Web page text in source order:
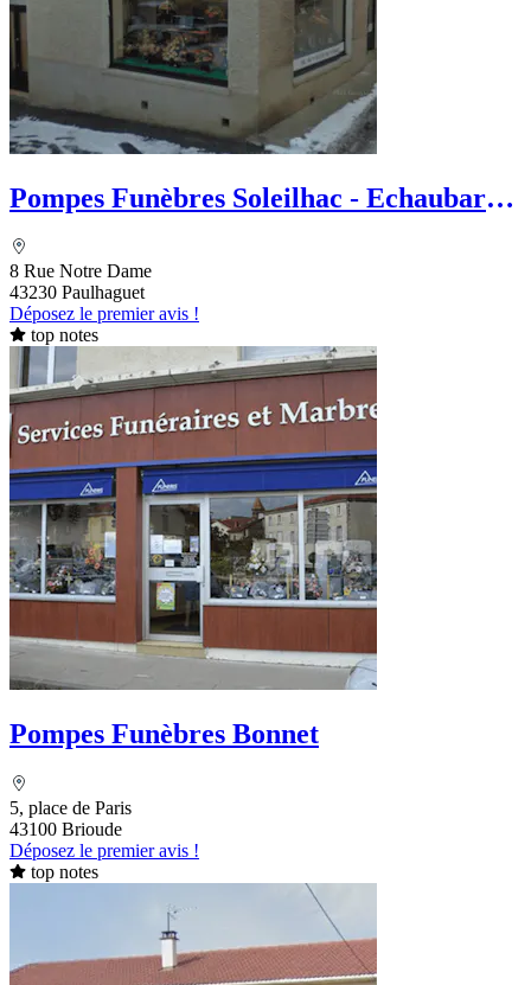
Pompes Funèbres Soleilhac - Echaubard
8 Rue Notre Dame
43230 Paulhaguet
Déposez le premier avis !
top notes
Pompes Funèbres Bonnet
5, place de Paris
43100 Brioude
Déposez le premier avis !
top notes